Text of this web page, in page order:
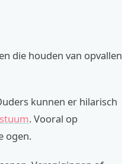
die houden van opvallen
kunnen er hilarisch
. Vooral op
ogen.